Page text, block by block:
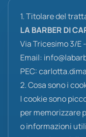
1. Titolare del
LA BARBER DI
Via Tricesimo 3/E
Email:
PEC:
2. Cosa sono i
I cookie sono
per memorizzare
o informazioni